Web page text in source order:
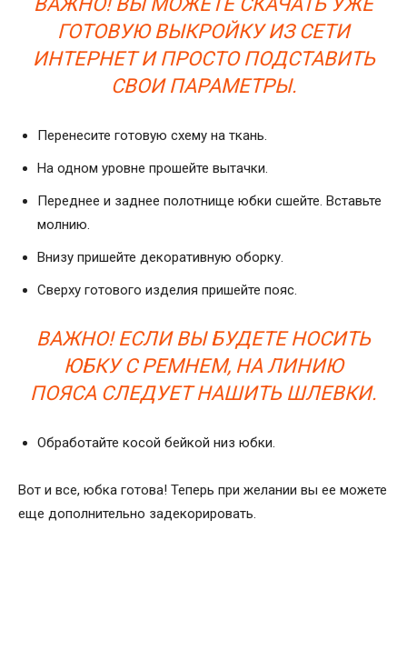
ГОТОВУЮ ВЫКРОЙКУ ИЗ СЕТИ
ИНТЕРНЕТ И ПРОСТО ПОДСТАВИТЬ
СВОИ ПАРАМЕТРЫ.
Перенесите готовую схему на ткань.
На одном уровне прошейте вытачки.
Переднее и заднее полотнище юбки сшейте. Вставьте
молнию.
Внизу пришейте декоративную оборку.
Сверху готового изделия пришейте пояс.
ВАЖНО! ЕСЛИ ВЫ БУДЕТЕ НОСИТЬ
ЮБКУ С РЕМНЕМ, НА ЛИНИЮ
ПОЯСА СЛЕДУЕТ НАШИТЬ ШЛЕВКИ.
Обработайте косой бейкой низ юбки.
Вот и все, юбка готова! Теперь при желании вы ее можете
еще дополнительно задекорировать.